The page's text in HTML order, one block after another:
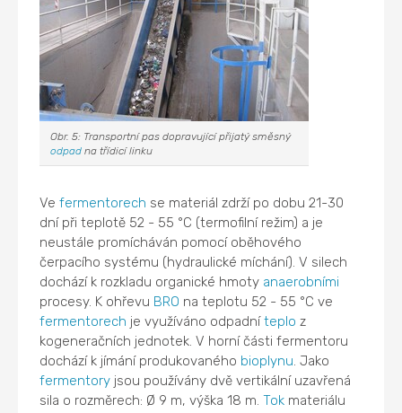
Obr. 5: Transportní pas dopravující přijatý směsný
odpad na třídicí linku
Vefermentorech se materiál zdrží po dobu 21-30
dní při teplotě 52 - 55 °C (termofilní režim) a je
neustále promícháván pomocí oběhového
čerpacího systému (hydraulické míchání). V silech
dochází k rozkladu organické hmoty anaerobními
procesy. K ohřevu BRO na teplotu 52 - 55 °C ve
fermentorech je využíváno odpadníteplo z
kogeneračních jednotek. V horní části fermentoru
dochází k jímání produkovaného bioplynu. Jako
fermentory jsou používány dvě vertikální uzavřená
sila o rozměrech: Ø 9 m, výška 18 m.Tok materiálu